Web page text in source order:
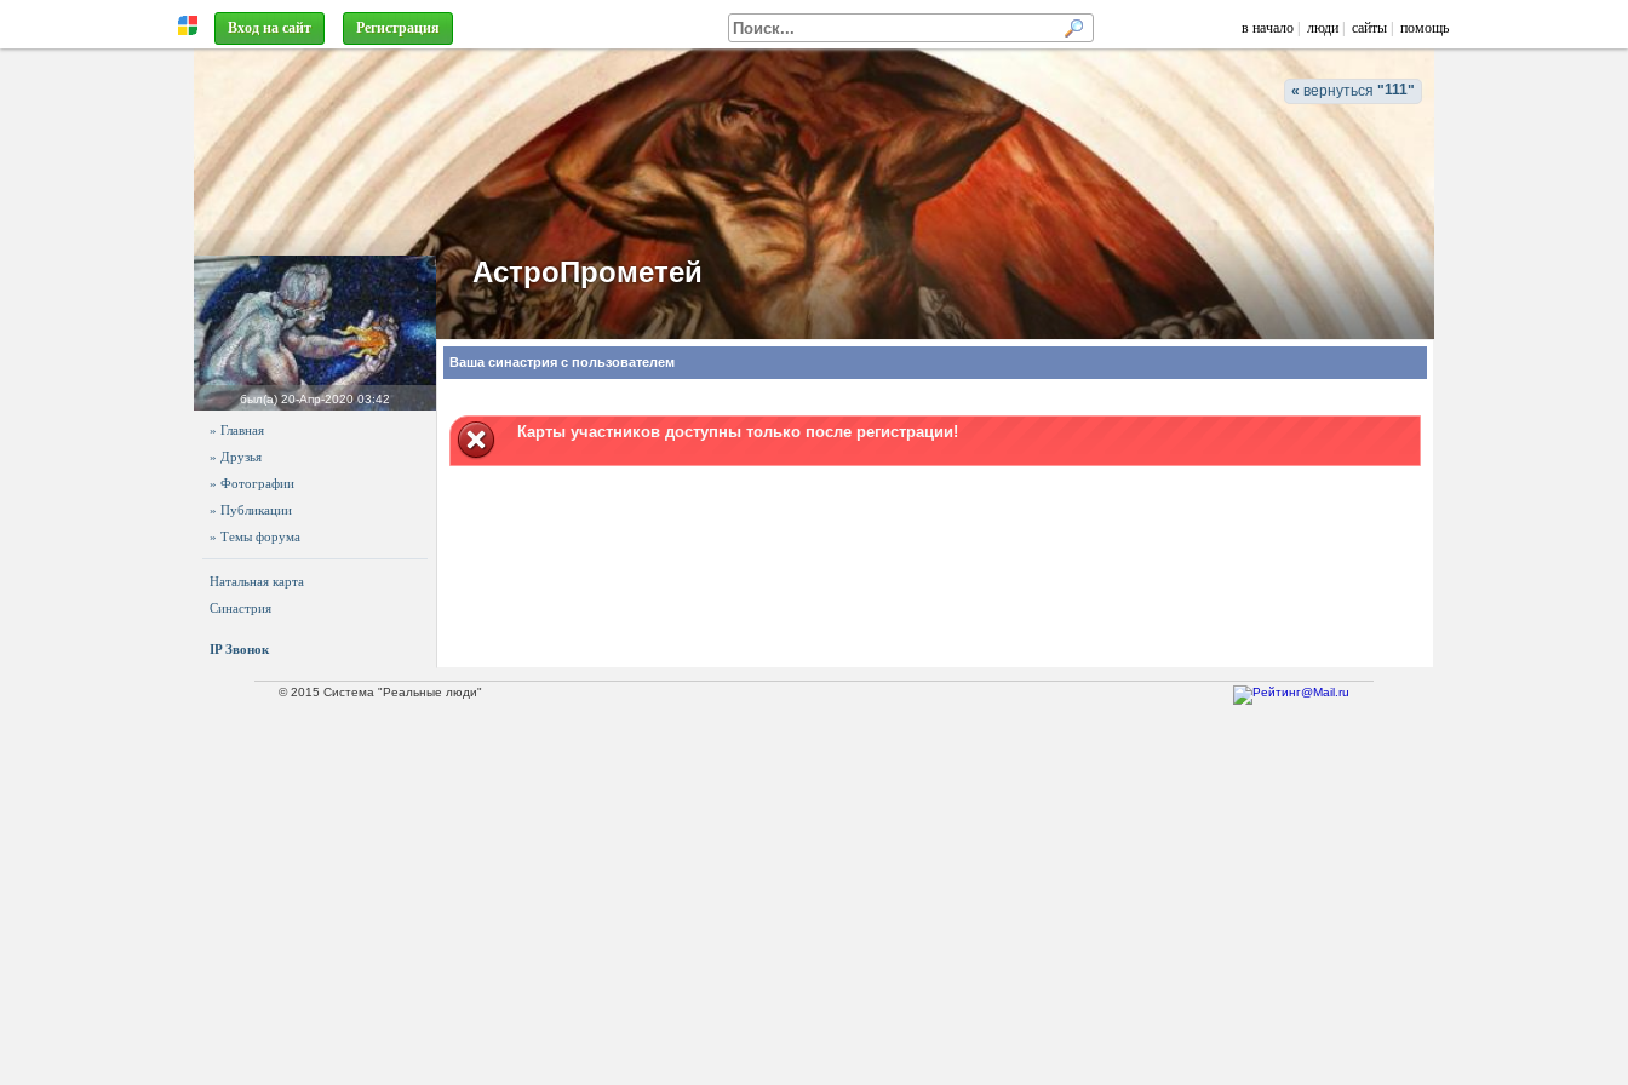
Вход на сайт Регистрация в начало люди сайты помощь
« вернуться "111"
АстроПрометей
был(а) 20-Апр-2020 03:42
» Главная
» Друзья
» Фотографии
» Публикации
» Темы форума
Натальная карта
Синастрия
IP Звонок
Ваша синастрия с пользователем
Карты участников доступны только после регистрации!
© 2015 Система "Реальные люди"